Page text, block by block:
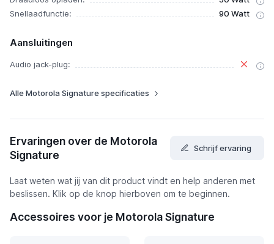
Snellaadfunctie:
90 Watt
Aansluitingen
Audio jack-plug:
Alle Motorola Signature specificaties
Ervaringen over de Motorola
Signature
Schrijf ervaring
Laat weten wat jij van dit product vindt en help anderen met
beslissen. Klik op de knop hierboven om te beginnen.
Accessoires voor je Motorola Signature